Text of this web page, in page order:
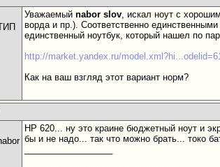
Уважаемыйnabor slov, искал ноут с
ворда и пр.). Соответственно
единственный ноутбук, который нашел по
http://market.yandex.ru/
Как на ваш взгляд этот вариант норм?
HP 620... ну это краине бюджетный ноут и
бы и не надо... так что можно брать... токо